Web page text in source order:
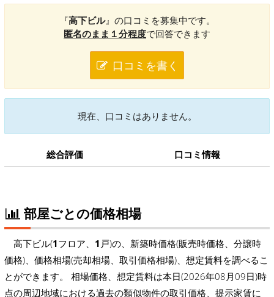
『高下ビル』の口コミを募集中です。
匿名のまま１分程度で回答できます
口コミを書く
現在、口コミはありません。
総合評価 口コミ情報
部屋ごとの価格相場
高下ビル(1フロア、 1 戸)の、新築時価格(販売時価格、分譲時
価格)、価格相場(売却相場、取引価格相場)、想定賃料を調べるこ
とができます。 相場価格、想定賃料は本日(2026年08月09日)時
点の周辺地域における過去の類似物件の取引価格、提示家賃に